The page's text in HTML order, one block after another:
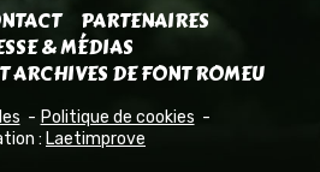
PARTENAIRES
& MÉDIAS
ARCHIVES DE FONT ROMEU
Politique de cookies
: Laetimprove